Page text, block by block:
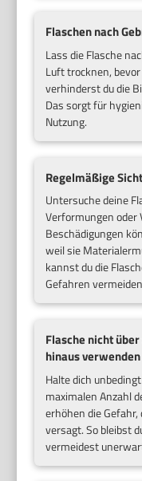
Flaschen nach
Lass die Flasche
Luft trocknen,
verhinderst du die
Das sorgt für
Nutzung.
Regelmäßige
Untersuche deine
Verformungen oder
Beschädigungen
weil sie
kannst du die
Gefahren
Flasche nicht
hinaus verwenden
Halte dich
maximalen Anzahl
erhöhen die
versagt. So bleibst
vermeidest